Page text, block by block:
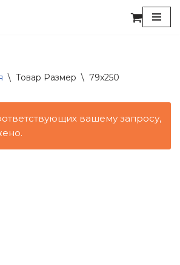
\ Товар Размер \ 79x250
вашему запросу,